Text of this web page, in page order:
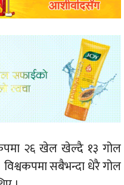
२६ खेल खेल्दै १३ गोल
विश्वकपमा सबैभन्दा धेरै गोल